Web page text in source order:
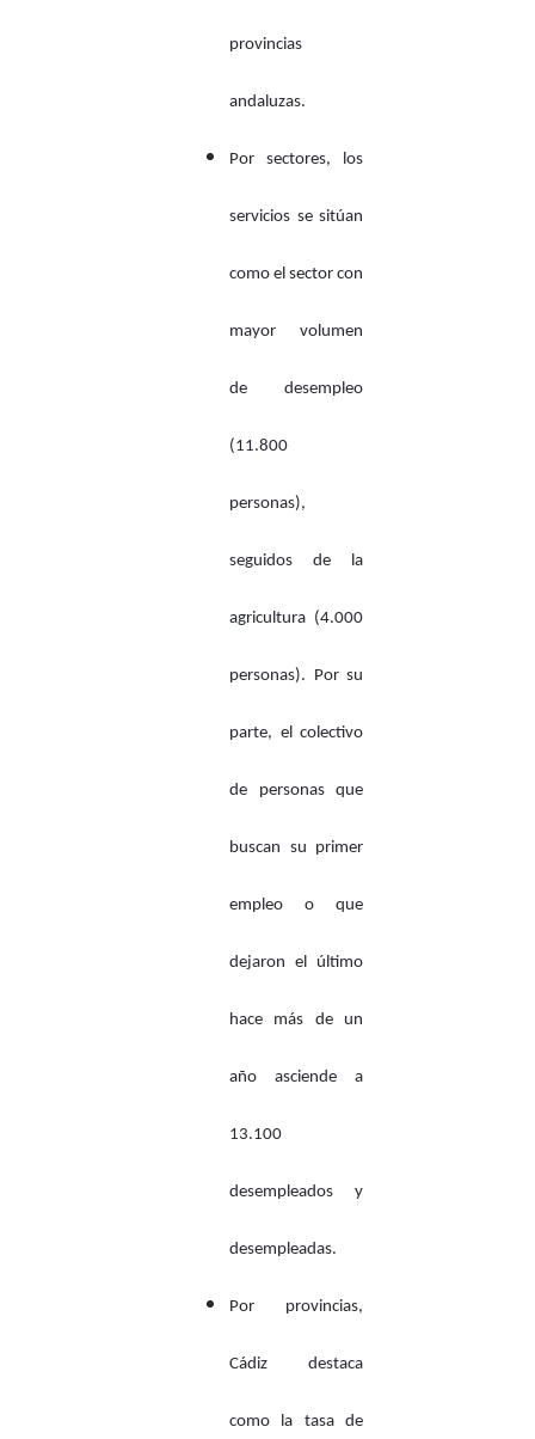
provincias
andaluzas.
Por sectores, los
servicios se sitúan
como el sector con
mayor volumen
de desempleo
(11.800
personas),
seguidos de la
agricultura (4.000
personas). Por su
parte, el colectivo
de personas que
buscan su primer
empleo o que
dejaron el último
hace más de un
año asciende a
13.100
desempleados y
desempleadas.
Por provincias,
Cádiz destaca
como la tasa de